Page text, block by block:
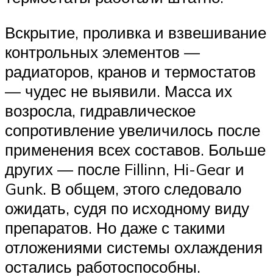
Вскрытие, проливка и взвешивание
контрольных элементов —
радиаторов, кранов и термостатов
— чудес не выявили. Масса их
возросла, гидравлическое
сопротивление увеличилось после
применения всех составов. Больше
других — после Fillinn, Hi-Gear и
Gunk. В общем, этого следовало
ожидать, судя по исходному виду
препаратов. Но даже с такими
отложениями системы охлаждения
остались работоспособны.